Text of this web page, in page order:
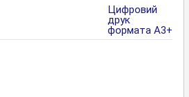
Цифровий
друк
формата А3+